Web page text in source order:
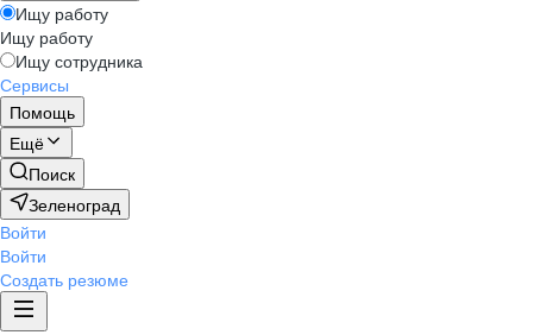
Ищу работу
Ищу работу
Ищу сотрудника
Сервисы
Помощь
Ещё
Поиск
Зеленоград
Войти
Войти
Создать резюме